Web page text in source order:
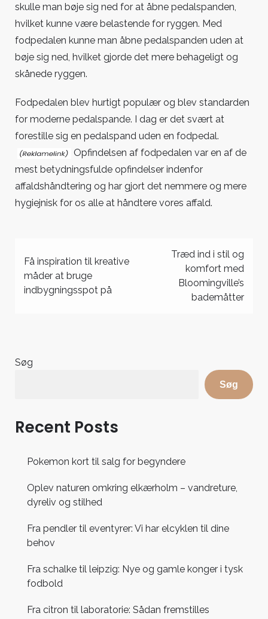
skulle man bøje sig ned for at åbne pedalspanden,
hvilket kunne være belastende for ryggen. Med
fodpedalen kunne man åbne pedalspanden uden at
bøje sig ned, hvilket gjorde det mere behageligt og
skånede ryggen.
Fodpedalen blev hurtigt populær og blev standarden
for moderne pedalspande.
I dag er det svært at
forestille sig en pedalspand uden en fodpedal.
Opfindelsen af fodpedalen var en af de
mest betydningsfulde opfindelser indenfor
affaldshåndtering og har gjort det nemmere og mere
hygiejnisk for os alle at håndtere vores affald.
Indlægsnavigation
Få inspiration til kreative
måder at bruge
indbygningsspot på
Træd ind i stil og
komfort med
Bloomingville’s
bademåtter
Søg
Søg
Recent Posts
Pokemon kort til salg for begyndere
Oplev naturen omkring elkærholm – vandreture,
dyreliv og stilhed
Fra pendler til eventyrer: Vi har elcyklen til dine
behov
Fra schalke til leipzig: Nye og gamle konger i tysk
fodbold
Fra citron til laboratorie: Sådan fremstilles